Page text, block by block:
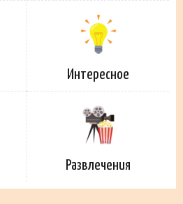
Интересное
Развлечения